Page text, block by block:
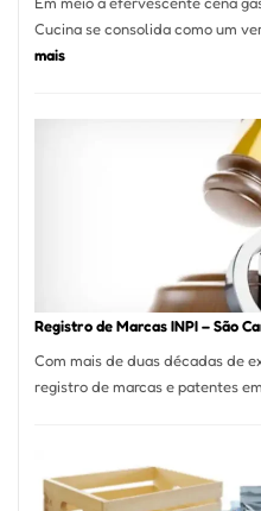
Cucina se consolida como um
mais:
Bibi
Registro de Marcas INPI – São
Com mais de duas décadas de
registro de marcas e patentes